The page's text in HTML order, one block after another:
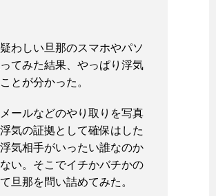
わしい旦那のスマホやパソ
てみた結果、やっぱり浮気
とが分かった。
ールなどのやり取りを写真
気の証拠として確保はした
気相手がいったい誰なのか
い。そこでイチかバチかの
旦那を問い詰めてみた。